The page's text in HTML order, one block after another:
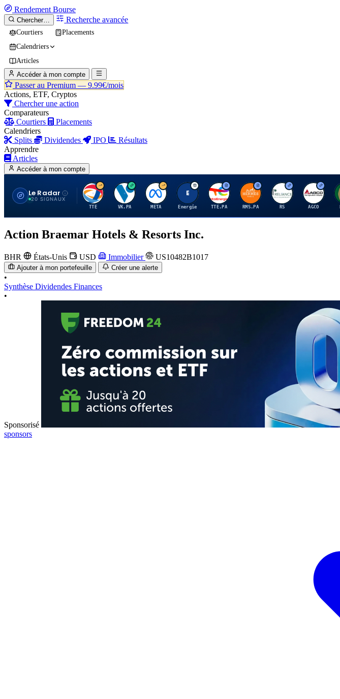
Rendement Bourse
Chercher… Recherche avancée
Courtiers
Placements
Calendriers
Articles
Accéder à mon compte
Passer au Premium — 9.99€/mois
Actions, ETF, Cryptos
Chercher une action
Comparateurs
Courtiers
Placements
Calendriers
Splits
Dividendes IPO
Résultats
Apprendre
Articles
Accéder à mon compte
Le Radar
20 SIGNAUX
T
TTE
V
VK.PA
M
META
E
Energie
T
TTE.PA
H
RMS.PA
R
RS
A
AGCO
Action Braemar Hotels & Resorts Inc.
BHR États-Unis USD Immobilier US10482B1017
Ajouter à mon portefeuille Créer une alerte
•
Synthèse Dividendes Finances
•
Sponsorisé
sponsors